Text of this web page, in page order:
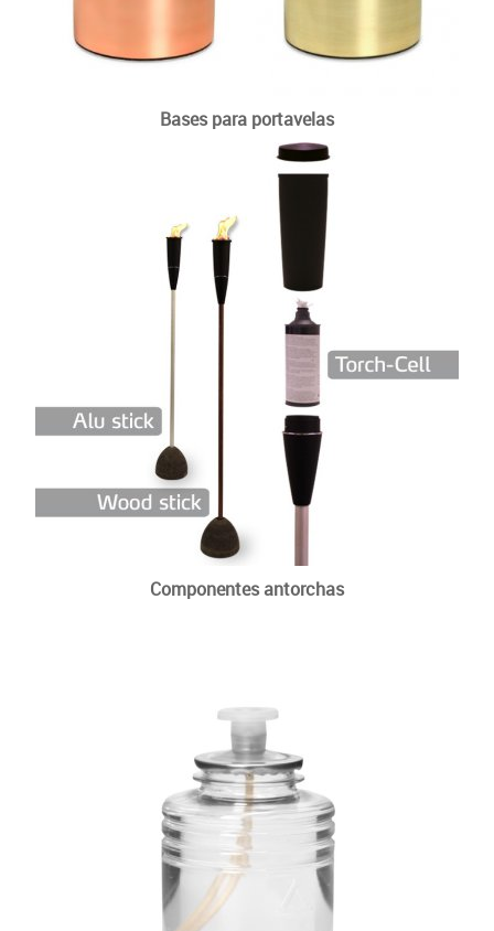
Bases para portavelas
Componentes antorchas